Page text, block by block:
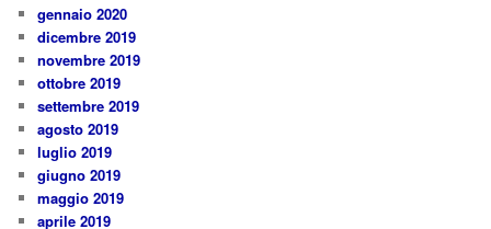
gennaio 2020
dicembre 2019
novembre 2019
ottobre 2019
settembre 2019
agosto 2019
luglio 2019
giugno 2019
maggio 2019
aprile 2019